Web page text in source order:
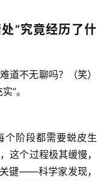
”究竟经历了什
道不无聊吗？（笑）
”。
个阶段都需要蜕皮生
这个过程极其缓慢，
键——科学家发现，